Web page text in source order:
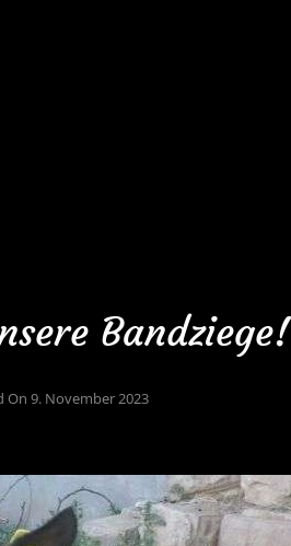
Bandziege!
On 9. November 2023